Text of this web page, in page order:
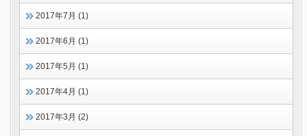
2017年7月 (1)
2017年6月 (1)
2017年5月 (1)
2017年4月 (1)
2017年3月 (2)